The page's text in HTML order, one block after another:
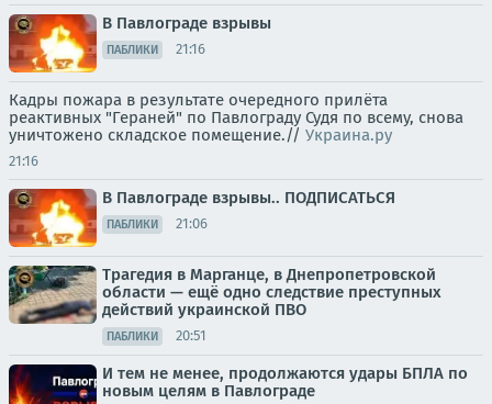
В Павлограде взрывы
ПАБЛИКИ 21:16
Кадры пожара в результате очередного прилёта
реактивных "Гераней" по Павлограду Судя по всему, снова
уничтожено складское помещение.// Украина.ру
21:16
В Павлограде взрывы.. ПОДПИСАТЬСЯ
ПАБЛИКИ 21:06
Трагедия в Марганце, в Днепропетровской
области — ещё одно следствие преступных
действий украинской ПВО
ПАБЛИКИ 20:51
И тем не менее, продолжаются удары БПЛА по
новым целям в Павлограде